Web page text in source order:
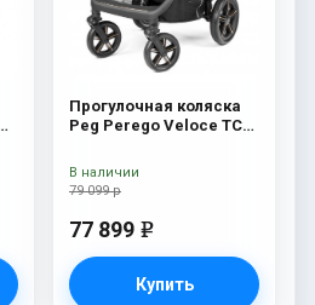
Прогулочная коляска
Peg Perego Veloce TC
79 099 р
77 899 e
Купить
В наличии